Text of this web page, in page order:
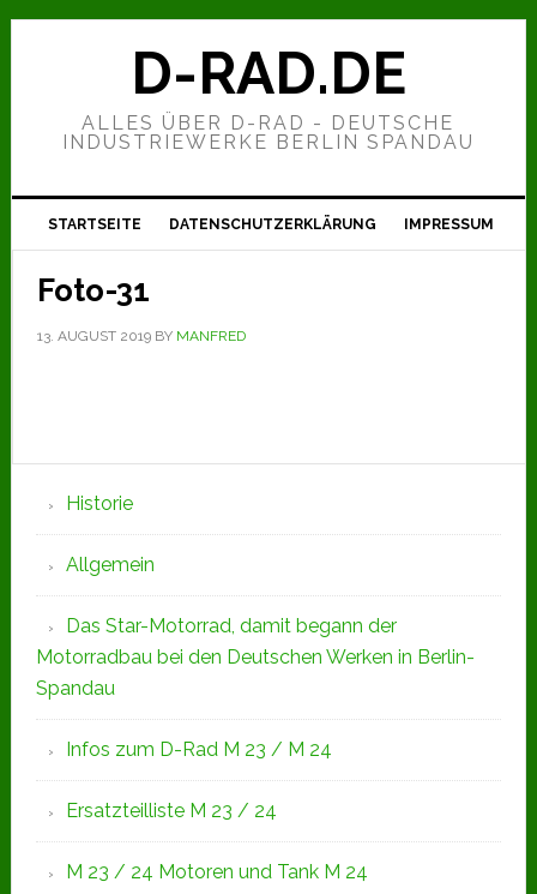
Zur
Hauptnavigation
Zum
Zur
D-RAD.DE
ALLES ÜBER D-RAD - DEUTSCHE
INDUSTRIEWERKE BERLIN SPANDAU
STARTSEITE DATENSCHUTZERKLÄRUNG IMPRESSUM
Foto-31
13. AUGUST 2019BY MANFRED
Seitenspalte
Historie
Allgemein
Das Star-Motorrad, damit begann der
Motorradbau bei den Deutschen Werken in Berlin-
Spandau
Infos zum D-Rad M 23 / M 24
Ersatzteilliste M 23 / 24
M 23 / 24 Motoren und Tank M 24